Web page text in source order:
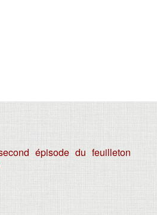
épisode du feuilleton